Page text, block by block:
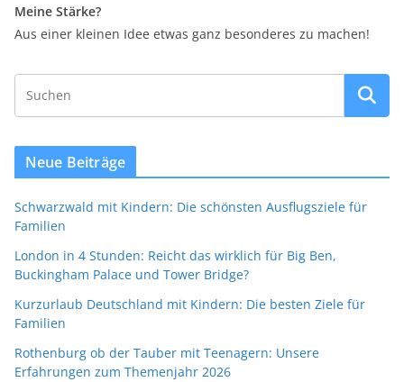
Meine Stärke?
Aus einer kleinen Idee etwas ganz besonderes zu machen!
Neue Beiträge
Schwarzwald mit Kindern: Die schönsten Ausflugsziele für
Familien
London in 4 Stunden: Reicht das wirklich für Big Ben,
Buckingham Palace und Tower Bridge?
Kurzurlaub Deutschland mit Kindern: Die besten Ziele für
Familien
Rothenburg ob der Tauber mit Teenagern: Unsere
Erfahrungen zum Themenjahr 2026